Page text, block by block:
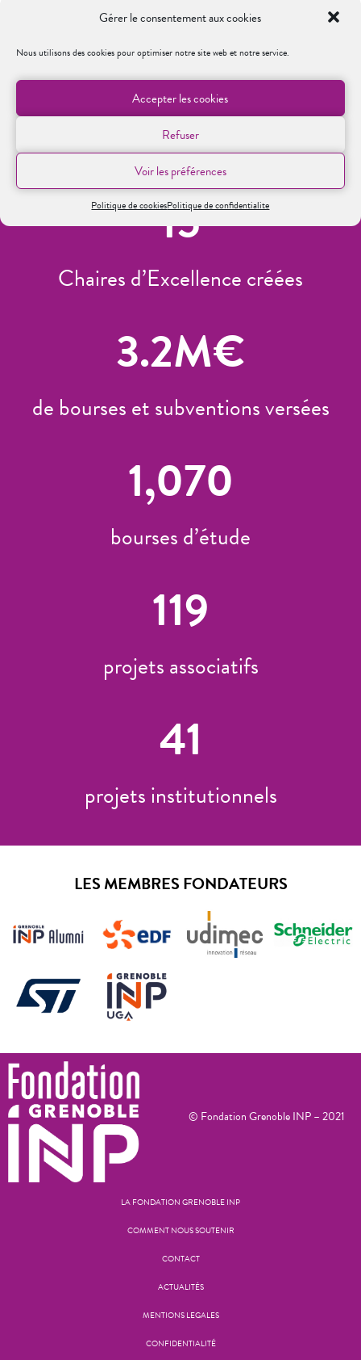
Gérer le consentement aux cookies
Nous utilisons des cookies pour optimiser notre site web et notre service.
Accepter les cookies
Refuser
Voir les préférences
Politique de cookiesPolitique de confidentialite
GRÂCE À VOS DONS
Grâce à nos donateurs la Fondation a financé en 10 ans
15
Chaires d’Excellence créées
3.2M€
de bourses et subventions versées
1,070
bourses d’étude
119
projets associatifs
41
projets institutionnels
LES MEMBRES FONDATEURS
© Fondation Grenoble INP – 2021
LA FONDATION GRENOBLE INP
COMMENT NOUS SOUTENIR
CONTACT
ACTUALITÉS
MENTIONS LEGALES
CONFIDENTIALITÉ